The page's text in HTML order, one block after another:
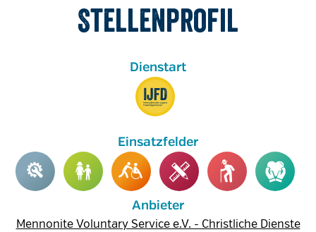
Stellenprofil
Anbieter
Mennonite Voluntary Service e.V. - Christliche Dienste